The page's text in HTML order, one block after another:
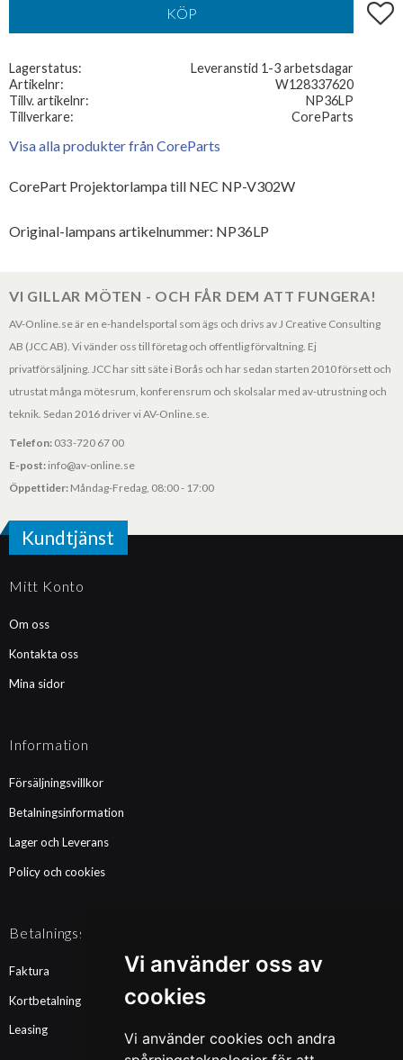
Vi använder oss av
cookies
Vi använder cookies och andra
KÖP Lägg
Lagerstatus
Leveranstid 1-3 arbetsdagar
Artikelnr
W128337620
Tillv. artikelnr
NP36LP
Tillverkare
CoreParts
Visa alla produkter från CoreParts
CorePart Projektorlampa till NEC NP-V302W
Original-lampans artikelnummer: NP36LP
VI GILLAR MÖTEN - OCH FÅR DEM ATT FUNGERA!
AV-Online.se är en e-handelsportal som ägs och drivs av J Creative Consulting
AB (JCC AB). Vi vänder oss till företag och offentlig förvaltning. Ej
privatförsäljning. JCC har sitt säte i Borås och har sedan starten 2010 försett och
utrustat många mötesrum, konferensrum och skolsalar med av-utrustning och
teknik. Sedan 2016 driver vi AV-Online.se.
Telefon: 033-720 67 00
E-post: info@av-online.se
Öppettider: Måndag-Fredag, 08:00 - 17:00
Kundtjänst
Mitt Konto
Om oss
Kontakta oss
Mina sidor
Information
Försäljningsvillkor
Betalningsinformation
Lager och Leverans
Policy och cookies
Betalningssätt
Faktura
Kortbetalning
Leasing